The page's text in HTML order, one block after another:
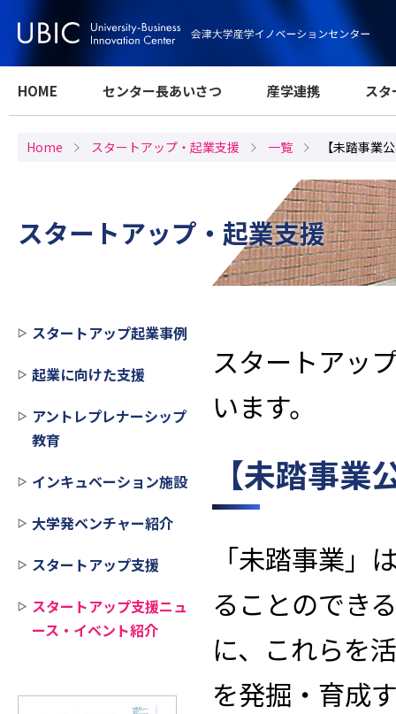
HOME センター長あいさつ 産学連携 スタ
Home スタートアップ・起業支援 一覧 【未踏事業
スタートアップ・起業支援
スタートアップ起業事例
起業に向けた支援
アントレプレナーシップ
教育
インキュベーション施設
大学発ベンチャー紹介
スタートアップ支援
スタートアップ支援ニュ
ース・イベント紹介
スタートアッ
います。
【未踏事
「未踏事業」
ることのでき
に、これらを
を発掘・育成